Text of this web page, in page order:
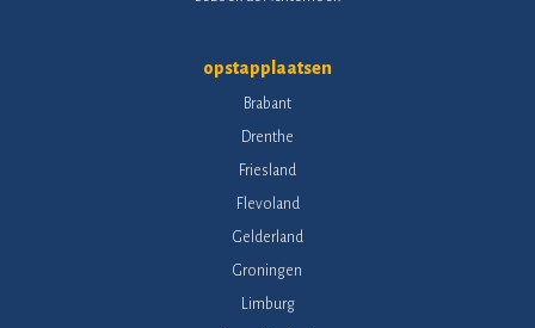
opstapplaatsen
Brabant
Drenthe
Friesland
Flevoland
Gelderland
Groningen
Limburg